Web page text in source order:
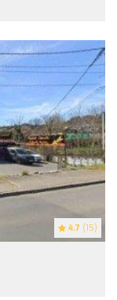
4.7 (15)